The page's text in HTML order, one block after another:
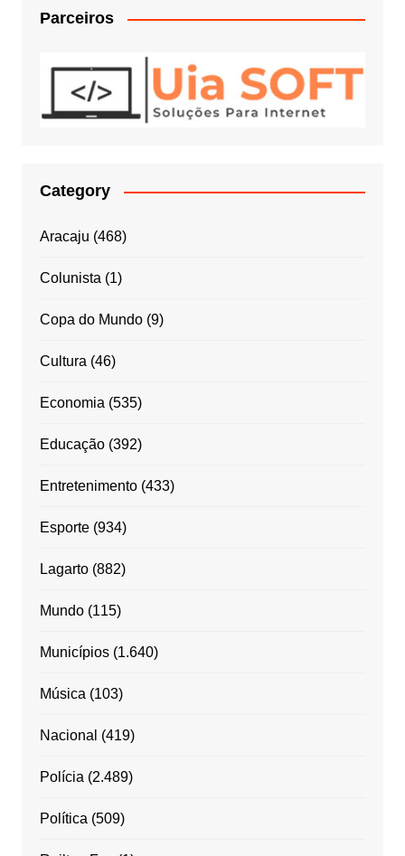
Parceiros
Category
Aracaju (468)
Colunista (1)
Copa do Mundo(9)
Cultura (46)
Economia (535)
Educação(392)
Entretenimento(433)
Esporte(934)
Lagarto(882)
Mundo(115)
Municípios(1.640)
Música (103)
Nacional (419)
Polícia (2.489)
Política (509)